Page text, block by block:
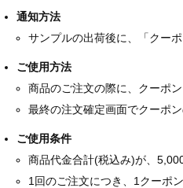
通知方法
サンプルの出荷後に、「クー
ご使用方法
商品のご注文の際に、クーポ
最終の注文確定画面でクーポ
ご使用条件
商品代金合計(税込み)が、
1回のご注文につき、1クーポ